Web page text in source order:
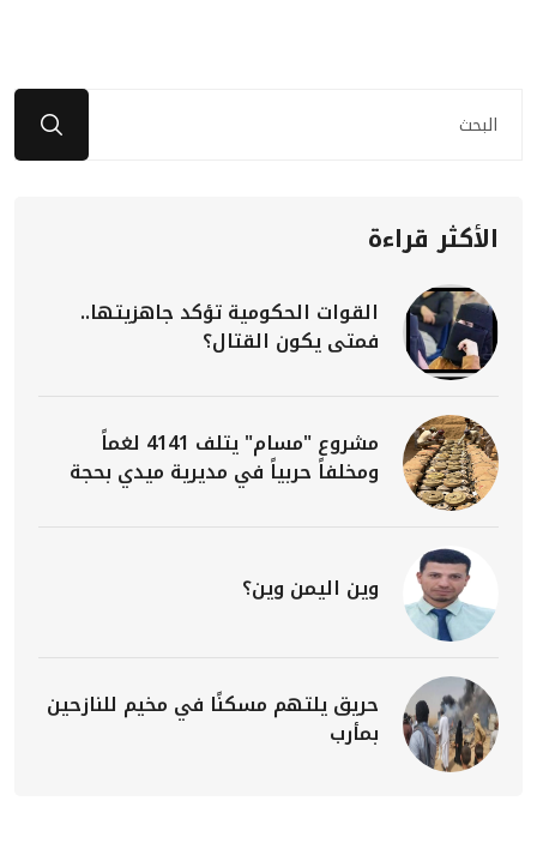
الأكثر قراءة
القوات الحكومية تؤكد جاهزيتها..
فمتى يكون القتال؟
مشروع "مسام" يتلف 4141 لغماً
ومخلفاً حربياً في مديرية ميدي بحجة
وين اليمن وين؟
حريق يلتهم مسكنًا في مخيم للنازحين
بمأرب